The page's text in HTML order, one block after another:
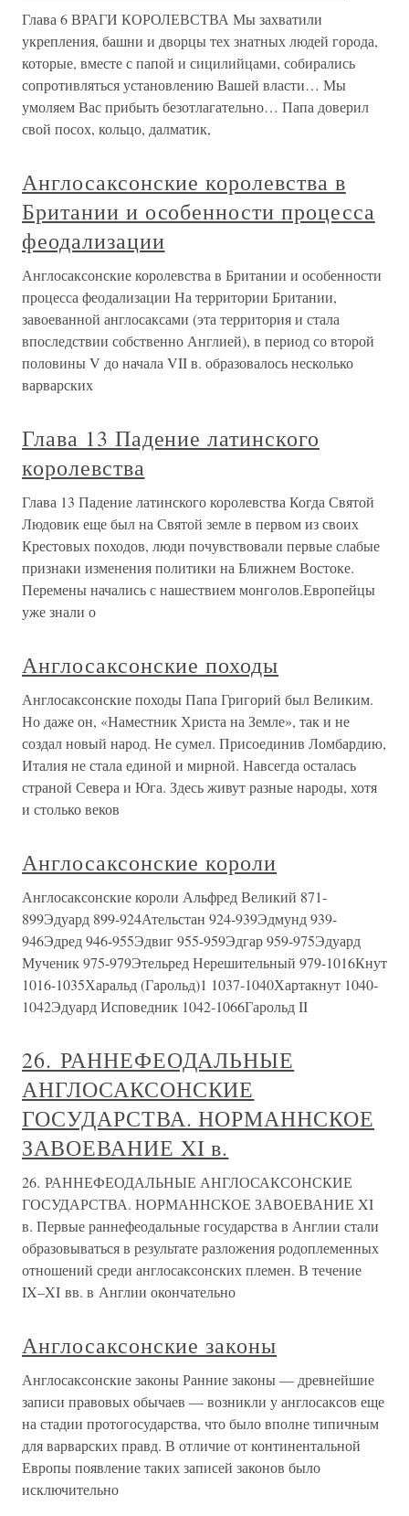
Глава 6 ВРАГИ КОРОЛЕВСТВА Мы захватили
укрепления, башни и дворцы тех знатных людей города,
которые, вместе с папой и сицилийцами, собирались
сопротивляться установлению Вашей власти… Мы
умоляем Вас прибыть безотлагательно… Папа доверил
свой посох, кольцо, далматик,
Англосаксонские королевства в
Британии и особенности процесса
феодализации
Англосаксонские королевства в Британии и особенности
процесса феодализации На территории Британии,
завоеванной англосаксами (эта территория и стала
впоследствии собственно Англией), в период со второй
половины V до начала VII в. образовалось несколько
варварских
Глава 13 Падение латинского
королевства
Глава 13 Падение латинского королевства Когда Святой
Людовик еще был на Святой земле в первом из своих
Крестовых походов, люди почувствовали первые слабые
признаки изменения политики на Ближнем Востоке.
Перемены начались с нашествием монголов.Европейцы
уже знали о
Англосаксонские походы
Англосаксонские походы Папа Григорий был Великим.
Но даже он, «Наместник Христа на Земле», так и не
создал новый народ. Не сумел. Присоединив Ломбардию,
Италия не стала единой и мирной. Навсегда осталась
страной Севера и Юга. Здесь живут разные народы, хотя
и столько веков
Англосаксонские короли
Англосаксонские короли Альфред Великий 871-
899Эдуард 899-924Ательстан 924-939Эдмунд 939-
946Эдред 946-955Эдвиг 955-959Эдгар 959-975Эдуард
Мученик 975-979Этельред Нерешительный 979-1016Кнут
1016-1035Харальд (Гарольд)1 1037-1040Хартакнут 1040-
1042Эдуард Исповедник 1042-1066Гарольд II
26. РАННЕФЕОДАЛЬНЫЕ
АНГЛОСАКСОНСКИЕ
ГОСУДАРСТВА. НОРМАННСКОЕ
ЗАВОЕВАНИЕ XI в.
26. РАННЕФЕОДАЛЬНЫЕ АНГЛОСАКСОНСКИЕ
ГОСУДАРСТВА. НОРМАННСКОЕ ЗАВОЕВАНИЕ XI
в. Первые раннефеодальные государства в Англии стали
образовываться в результате разложения родоплеменных
отношений среди англосаксонских племен. В течение
IX–XI вв. в Англии окончательно
Англосаксонские законы
Англосаксонские законы Ранние законы — древнейшие
записи правовых обычаев — возникли у англосаксов еще
на стадии протогосударства, что было вполне типичным
для варварских правд. В отличие от континентальной
Европы появление таких записей законов было
исключительно